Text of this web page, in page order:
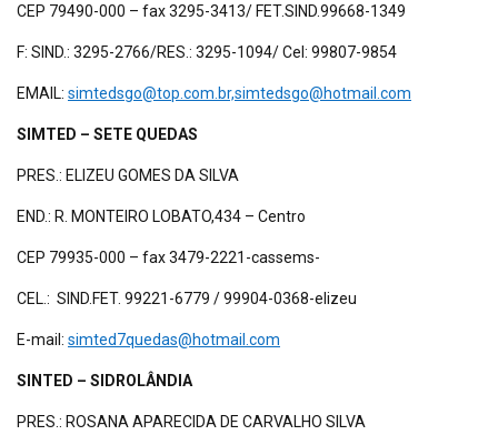
CEP 79490-000 – fax 3295-3413/ FET.SIND.99668-1349
F: SIND.: 3295-2766/RES.: 3295-1094/ Cel: 99807-9854
EMAIL: simtedsgo@top.com.br,simtedsgo@hotmail.com
SIMTED – SETE QUEDAS
PRES.: ELIZEU GOMES DA SILVA
END.: R. MONTEIRO LOBATO,434 – Centro
CEP 79935-000 – fax 3479-2221-cassems-
CEL.: SIND.FET. 99221-6779 / 99904-0368-elizeu
E-mail: simted7quedas@hotmail.com
SINTED – SIDROLÂNDIA
PRES.: ROSANA APARECIDA DE CARVALHO SILVA